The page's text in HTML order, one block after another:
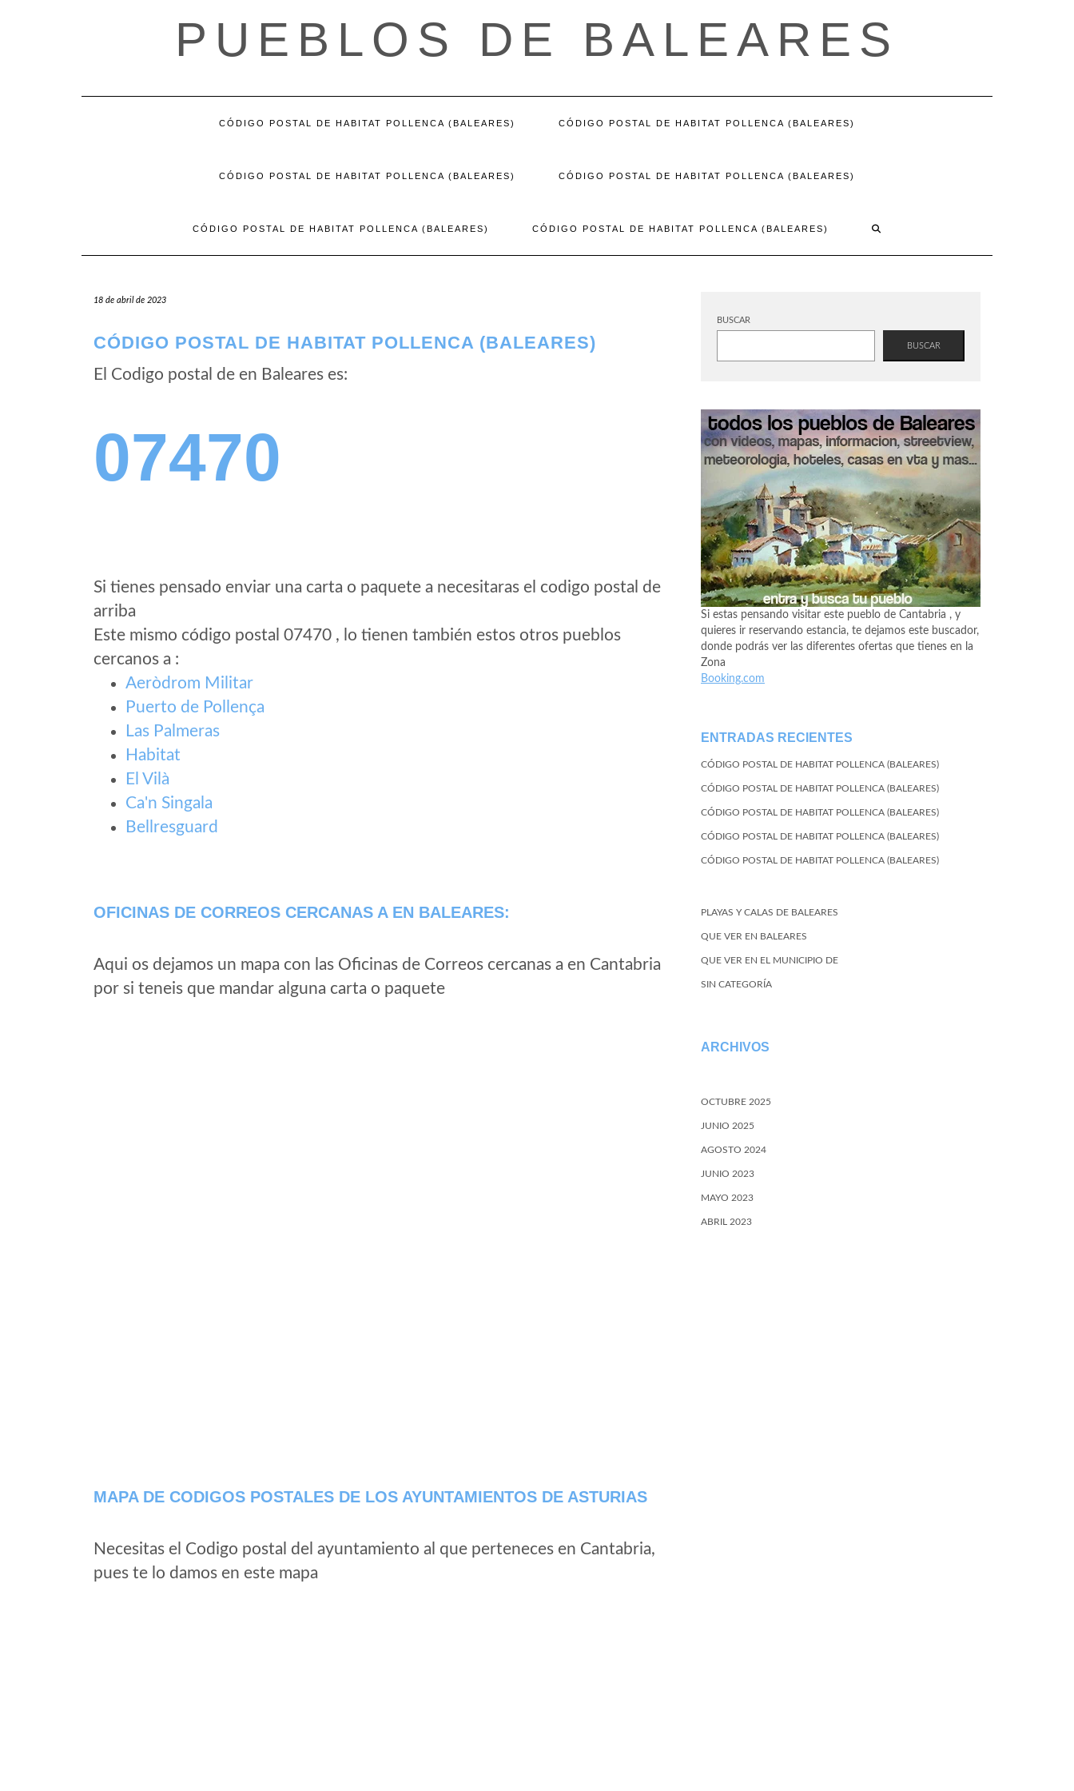
PUEBLOS DE BALEARES
CÓDIGO POSTAL DE HABITAT POLLENCA (BALEARES) CÓDIGO POSTAL DE HABITAT POLLENCA (BALEARES)
CÓDIGO POSTAL DE HABITAT POLLENCA (BALEARES) CÓDIGO POSTAL DE HABITAT POLLENCA (BALEARES)
CÓDIGO POSTAL DE HABITAT POLLENCA (BALEARES) CÓDIGO POSTAL DE HABITAT POLLENCA (BALEARES)
18 de abril de 2023
CÓDIGO POSTAL DE HABITAT POLLENCA (BALEARES)
El Codigo postal de en Baleares es:
07470
Si tienes pensado enviar una carta o paquete a necesitaras el codigo postal de
arriba
Este mismo código postal 07470 , lo tienen también estos otros pueblos
cercanos a :
Aeròdrom Militar
Puerto de Pollença
Las Palmeras
Habitat
El Vilà
Ca'n Singala
Bellresguard
OFICINAS DE CORREOS CERCANAS A EN BALEARES:
Aqui os dejamos un mapa con las Oficinas de Correos cercanas a en Cantabria
por si teneis que mandar alguna carta o paquete
MAPA DE CODIGOS POSTALES DE LOS AYUNTAMIENTOS DE ASTURIAS
Necesitas el Codigo postal del ayuntamiento al que perteneces en Cantabria,
pues te lo damos en este mapa
BUSCAR
BUSCAR
Si estas pensando visitar este pueblo de Cantabria , y
quieres ir reservando estancia, te dejamos este buscador,
donde podrás ver las diferentes ofertas que tienes en la
Zona
Booking.com
ENTRADAS RECIENTES
CÓDIGO POSTAL DE HABITAT POLLENCA (BALEARES)
CÓDIGO POSTAL DE HABITAT POLLENCA (BALEARES)
CÓDIGO POSTAL DE HABITAT POLLENCA (BALEARES)
CÓDIGO POSTAL DE HABITAT POLLENCA (BALEARES)
CÓDIGO POSTAL DE HABITAT POLLENCA (BALEARES)
PLAYAS Y CALAS DE BALEARES
QUE VER EN BALEARES
QUE VER EN EL MUNICIPIO DE
SIN CATEGORÍA
ARCHIVOS
OCTUBRE 2025
JUNIO 2025
AGOSTO 2024
JUNIO 2023
MAYO 2023
ABRIL 2023